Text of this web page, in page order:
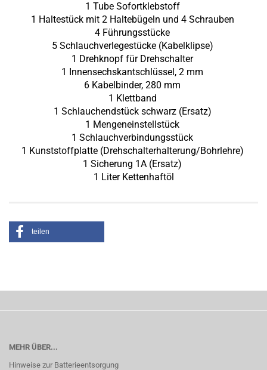
1 Tube Sofortklebstoff
1 Haltestück mit 2 Haltebügeln und 4 Schrauben
4 Führungsstücke
5 Schlauchverlegestücke (Kabelklipse)
1 Drehknopf für Drehschalter
1 Innensechskantschlüssel, 2 mm
6 Kabelbinder, 280 mm
1 Klettband
1 Schlauchendstück schwarz (Ersatz)
1 Mengeneinstellstück
1 Schlauchverbindungsstück
1 Kunststoffplatte (Drehschalterhalterung/Bohrlehre)
1 Sicherung 1A (Ersatz)
1 Liter Kettenhaftöl
teilen
MEHR ÜBER...
Hinweise zur Batterieentsorgung